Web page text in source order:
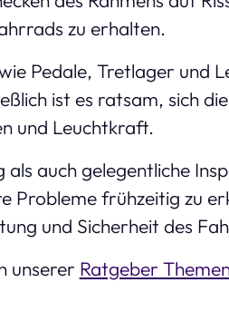
zu erhalten.
Pedale, Tretlager und
ist es ratsam, sich
und Leuchtkraft.
auch gelegentliche
Probleme frühzeitig zu
und Sicherheit des
unserer Ratgeber